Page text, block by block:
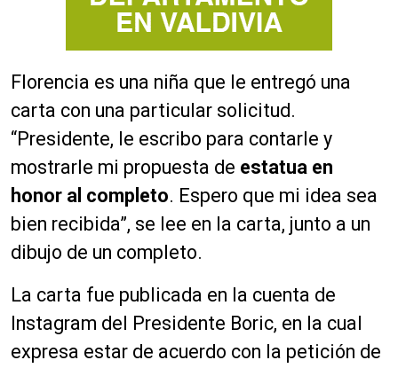
Florencia es una niña que le entregó una
carta con una particular solicitud.
“Presidente, le escribo para contarle y
mostrarle mi propuesta de estatua en
honor al completo. Espero que mi idea sea
bien recibida”, se lee en la carta, junto a un
dibujo de un completo.
La carta fue publicada en la cuenta de
Instagram del Presidente Boric, en la cual
expresa estar de acuerdo con la petición de